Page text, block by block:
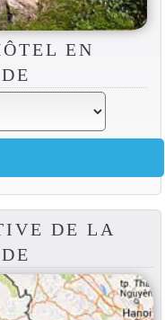
EN
DE LA